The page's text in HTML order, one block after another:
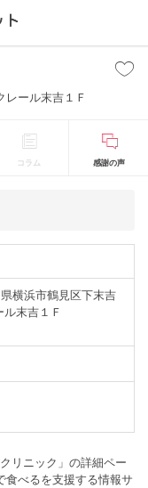
ール末吉１Ｆ
コラム 感謝の声
横浜市鶴見区下末吉
末吉１Ｆ
リニック」の詳細ペー
食べるを支援する情報サ